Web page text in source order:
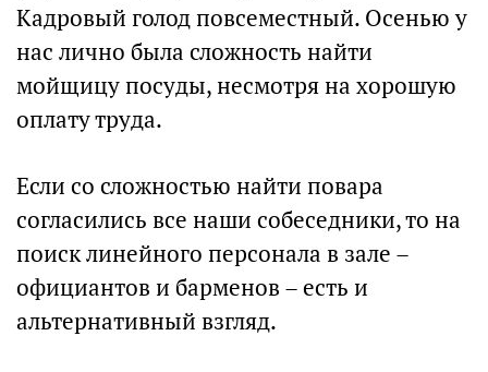
Кадровый голод повсеместный. Осенью у
нас лично была сложность найти
мойщицу посуды, несмотря на хорошую
оплату труда.
Если со сложностью найти повара
согласились все наши собеседники, то на
поиск линейного персонала в зале –
официантов и барменов – есть и
альтернативный взгляд.